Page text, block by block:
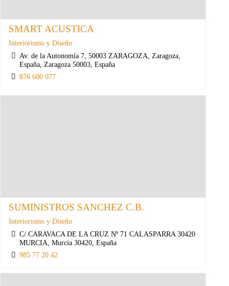
SMART ACUSTICA
Interiorismo y Diseño
Av. de la Autonomía 7, 50003 ZARAGOZA, Zaragoza,
España, Zaragoza 50003, España
876 600 077
SUMINISTROS SANCHEZ C.B.
Interiorismo y Diseño
C/ CARAVACA DE LA CRUZ Nº 71 CALASPARRA 30420
MURCIA, Murcia 30420, España
985 77 20 42